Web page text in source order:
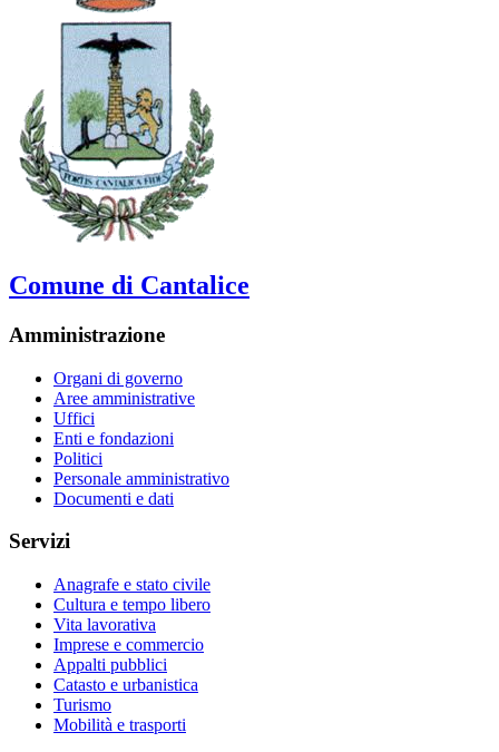
Comune di Cantalice
Amministrazione
Organi di governo
Aree amministrative
Uffici
Enti e fondazioni
Politici
Personale amministrativo
Documenti e dati
Servizi
Anagrafe e stato civile
Cultura e tempo libero
Vita lavorativa
Imprese e commercio
Appalti pubblici
Catasto e urbanistica
Turismo
Mobilità e trasporti